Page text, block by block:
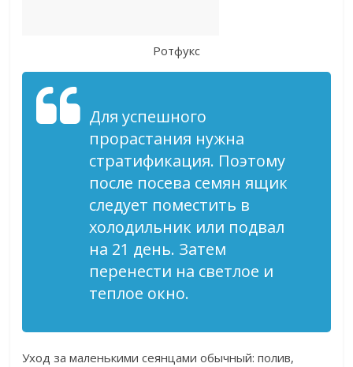
Ротфукс
Для успешного
прорастания нужна
стратификация. Поэтому
после посева семян ящик
следует поместить в
холодильник или подвал
на 21 день. Затем
перенести на светлое и
теплое окно.
Уход за маленькими сеянцами обычный: полив,